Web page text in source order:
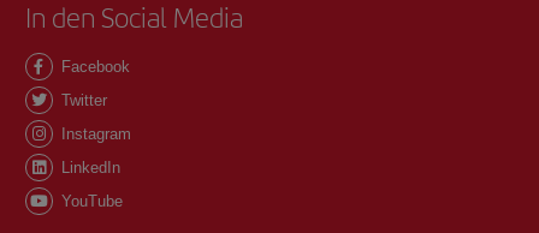
In den Social Media
Facebook
Twitter
Instagram
LinkedIn
YouTube